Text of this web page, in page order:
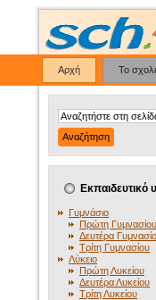
Αρχή Το
Εκπαιδευτικό
Γυμνάσιο
Πρώτη Γυμνασίου
Δευτέρα
Τρίτη Γυμνασίου
Λύκειο
Πρώτη Λυκείου
Δευτέρα Λυκείου
Τρίτη Λυκείου